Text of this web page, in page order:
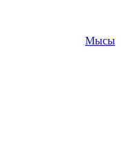
Мысы